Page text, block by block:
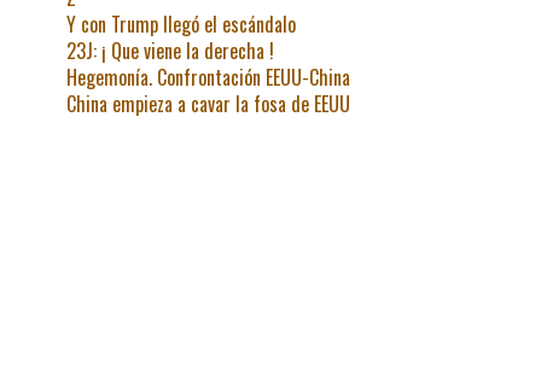
Y con Trump llegó el escándalo
23J: ¡ Que viene la derecha !
Hegemonía. Confrontación EEUU-China
China empieza a cavar la fosa de EEUU